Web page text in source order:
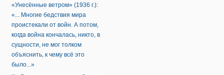
«Унесённые ветром» (1936 г.):
«... Многие бедствия мира
проистекали от войн. А потом,
когда война кончалась, никто, в
сущности, не мог толком
объяснить, к чему всё это
было...»